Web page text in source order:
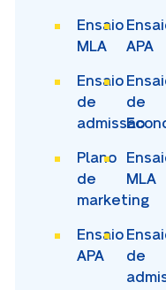
Ensaio
MLA
APA
Ensaio
de
admissão
de
Plano
de
marketing
MLA
Ensaio
APA
de